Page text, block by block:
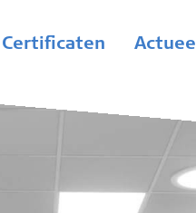
Certificaten